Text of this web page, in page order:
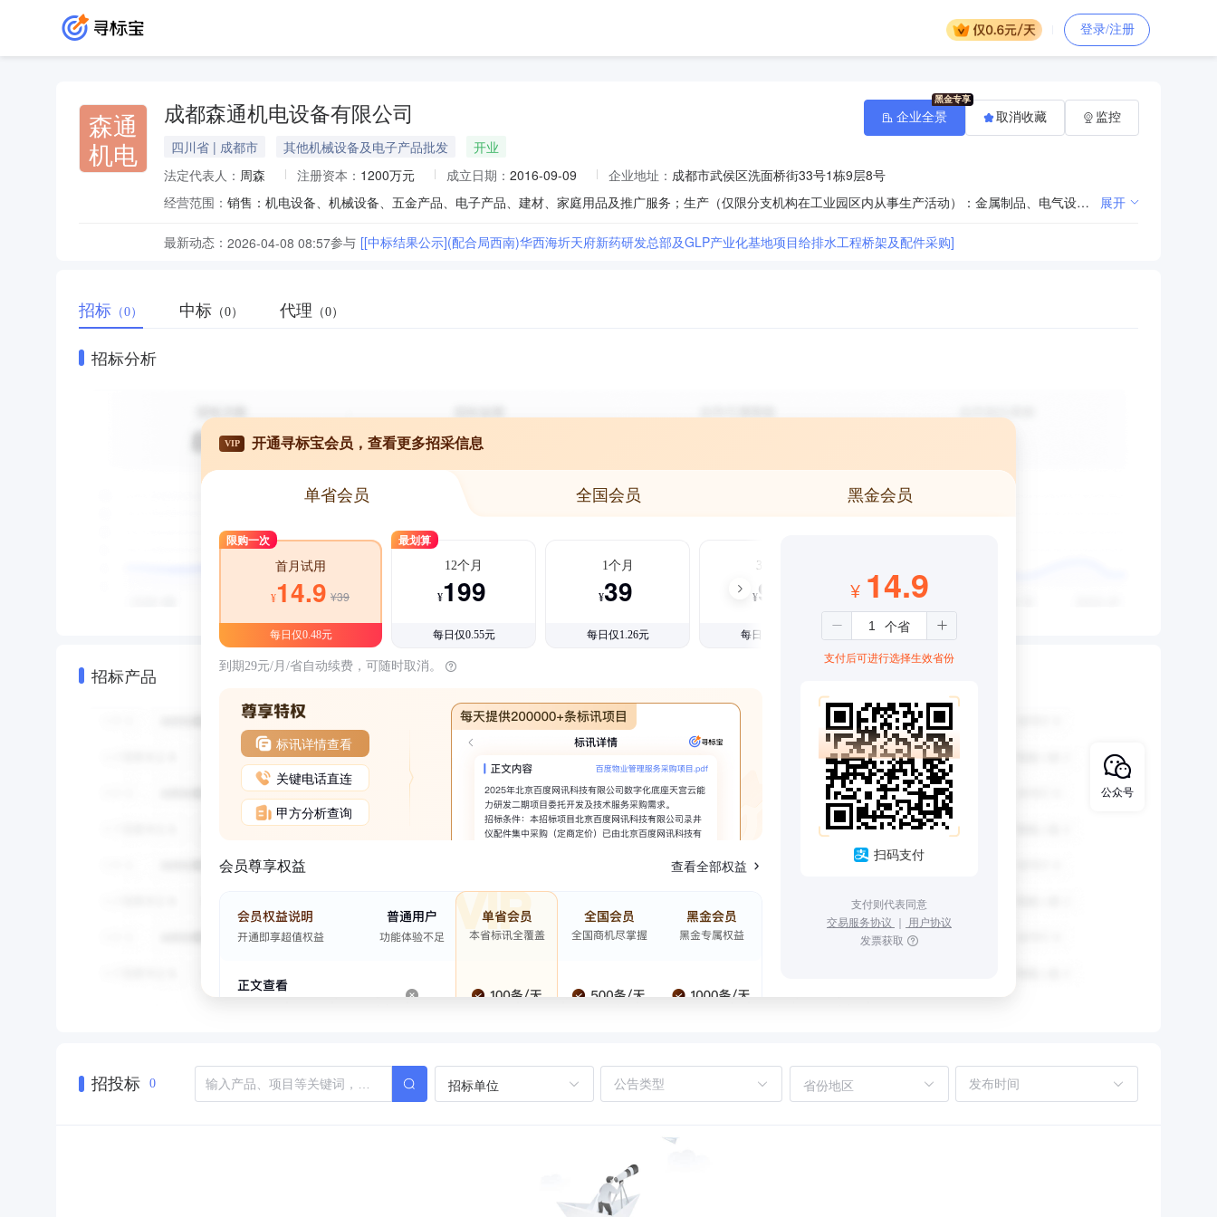
登录/注册
森通
机电
成都森通机电设备有限公司
四川省 | 成都市 其他机械设备及电子产品批发
开业
法定代表人： 周森 注册资本： 1200万元 成立日期： 2016-09-09 企业地址： 成都市武侯区洗面桥街33号1栋9层8号
经营范围：
销售：机电设备、机械设备、五金产品、电子产品、建材、家庭用品及推广服务；生产（仅限分支机构在工业园区内从事生产活动）：金属制品、电气设备。（依法须经批准的项目，经相关部门批准后方可开展经营活动）。 展开
最新动态： 2026-04-08 08:57参与 [[中标结果公示](配合局西南)华西海圻天府新药研发总部及GLP产业化基地项目给排水工程桥架及配件采购]
企业全景 取消收藏 监控
招标 （0） 中标 （0） 代理 （0）
招标分析
招标产品
VIP 开通寻标宝会员，查看更多招采信息
单省会员 全国会员 黑金会员
限购一次
首月试用
¥14.9 ¥39
每日仅0.48元
最划算
12个月
¥199
每日仅0.55元
1个月
¥39
每日仅1.26元
3个月
¥99
每日仅1.08元
到期29元/月/省自动续费，可随时取消。
标讯详情查看
关键电话直连
甲方分析查询
会员尊享权益 查看全部权益
¥ 14.9
支付后可进行选择生效省份
扫码支付
支付则代表同意
交易服务协议 ｜ 用户协议
发票获取
招投标 0 招标单位 省份地区
公众号